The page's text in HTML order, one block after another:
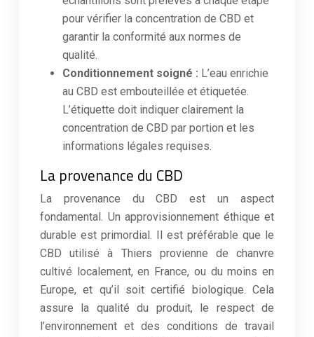
pour vérifier la concentration de CBD et
garantir la conformité aux normes de
qualité.
Conditionnement soigné : L’eau enrichie
au CBD est embouteillée et étiquetée.
L’étiquette doit indiquer clairement la
concentration de CBD par portion et les
informations légales requises.
La provenance du CBD
La provenance du CBD est un aspect
fondamental. Un approvisionnement éthique et
durable est primordial. Il est préférable que le
CBD utilisé à Thiers provienne de chanvre
cultivé localement, en France, ou du moins en
Europe, et qu’il soit certifié biologique. Cela
assure la qualité du produit, le respect de
l’environnement et des conditions de travail